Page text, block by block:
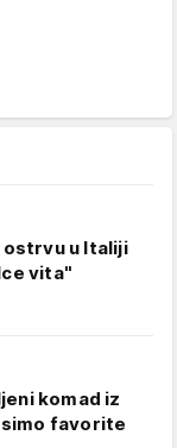
ostrvu u Italiji
vita"
komad iz
favorite